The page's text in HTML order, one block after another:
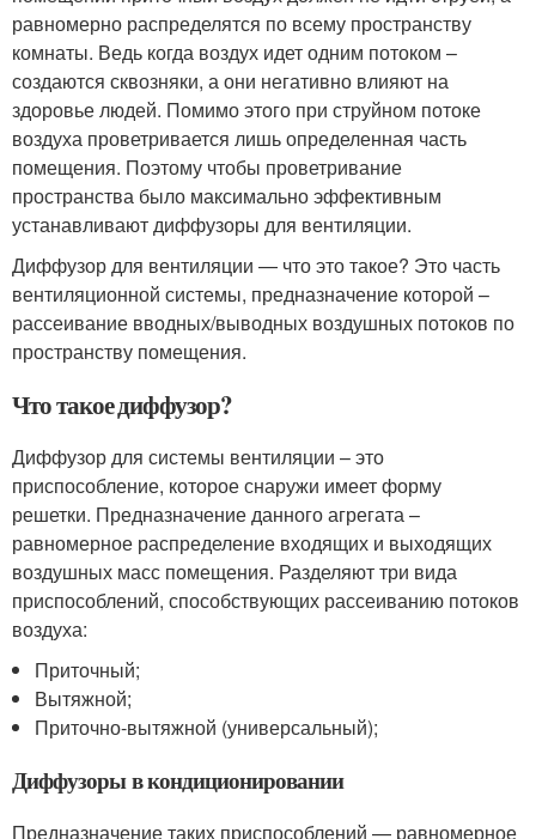
равномерно распределятся по всему пространству
комнаты. Ведь когда воздух идет одним потоком –
создаются сквозняки, а они негативно влияют на
здоровье людей. Помимо этого при струйном потоке
воздуха проветривается лишь определенная часть
помещения. Поэтому чтобы проветривание
пространства было максимально эффективным
устанавливают диффузоры для вентиляции.
Диффузор для вентиляции — что это такое? Это часть
вентиляционной системы, предназначение которой –
рассеивание вводных/выводных воздушных потоков по
пространству помещения.
Что такое диффузор?
Диффузор для системы вентиляции – это
приспособление, которое снаружи имеет форму
решетки. Предназначение данного агрегата –
равномерное распределение входящих и выходящих
воздушных масс помещения. Разделяют три вида
приспособлений, способствующих рассеиванию потоков
воздуха:
Приточный;
Вытяжной;
Приточно-вытяжной (универсальный);
Диффузоры в кондиционировании
Предназначение таких приспособлений — равномерное